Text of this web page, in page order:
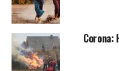
Coro­na: